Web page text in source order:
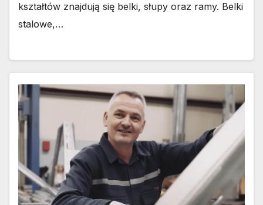
kształtów znajdują się belki, słupy oraz ramy. Belki
stalowe,…